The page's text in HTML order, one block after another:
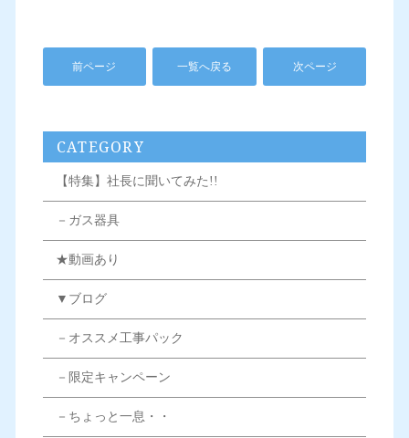
前ページ 一覧へ戻る 次ページ
CATEGORY
【特集】社長に聞いてみた!!
－ガス器具
★動画あり
▼ブログ
－オススメ工事パック
－限定キャンペーン
－ちょっと一息・・